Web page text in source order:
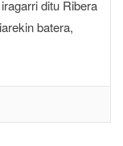
ditu Ribera
batera,